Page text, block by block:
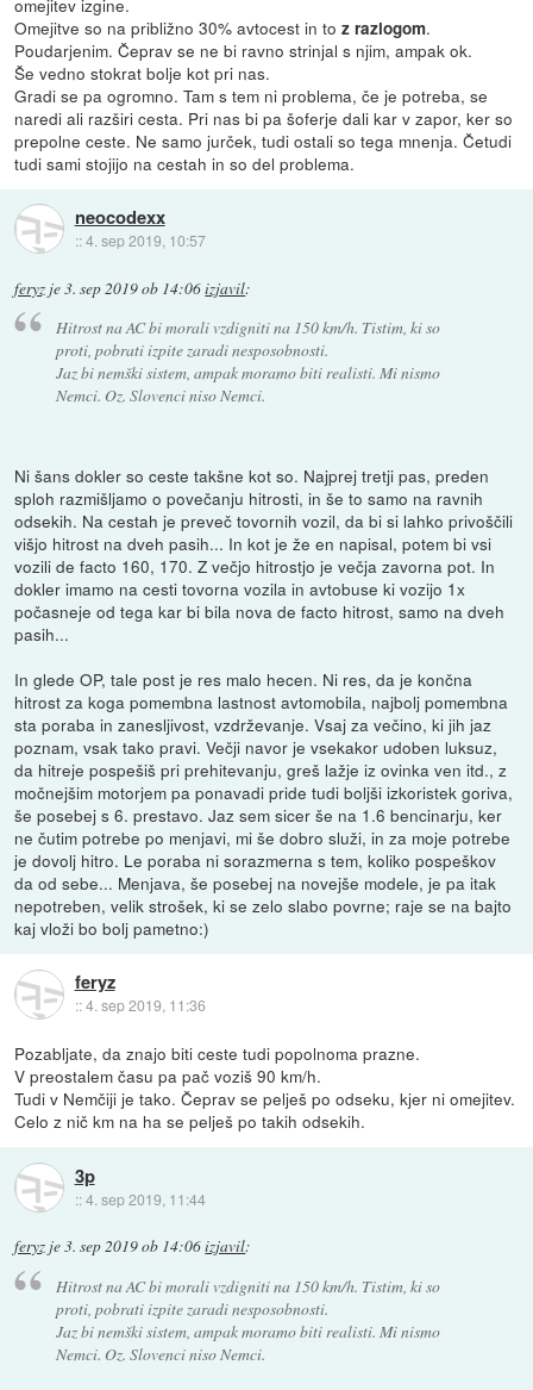
Omejitve so na približno 30% avtocest in toz razlogom.
Poudarjenim. Čeprav se ne bi ravno strinjal s njim, ampak ok.
Še vedno stokrat bolje kot pri nas.
Gradi se pa ogromno. Tam s tem ni problema, če je potreba, se
naredi ali razširi cesta. Pri nas bi pa šoferje dali kar v zapor, ker so
prepolne ceste. Ne samo jurček, tudi ostali so tega mnenja. Četudi
tudi sami stojijo na cestah in so del problema.
neocodexx
::4. sep 2019, 10:57
feryz je3. sep 2019 ob 14:06izjavil:
Hitrost na AC bi morali vzdigniti na 150 km/h. Tistim, ki so
proti, pobrati izpite zaradi nesposobnosti.
Jaz bi nemški sistem, ampak moramo biti realisti. Mi nismo
Nemci. Oz. Slovenci niso Nemci.
Ni šans dokler so ceste takšne kot so. Najprej tretji pas, preden
sploh razmišljamo o povečanju hitrosti, in še to samo na ravnih
odsekih. Na cestah je preveč tovornih vozil, da bi si lahko privoščili
višjo hitrost na dveh pasih... In kot je že en napisal, potem bi vsi
vozili de facto 160, 170. Z večjo hitrostjo je večja zavorna pot. In
dokler imamo na cesti tovorna vozila in avtobuse ki vozijo 1x
počasneje od tega kar bi bila nova de facto hitrost, samo na dveh
pasih...
In glede OP, tale post je res malo hecen. Ni res, da je končna
hitrost za koga pomembna lastnost avtomobila, najbolj pomembna
sta poraba in zanesljivost, vzdrževanje. Vsaj za večino, ki jih jaz
poznam, vsak tako pravi. Večji navor je vsekakor udoben luksuz,
da hitreje pospešiš pri prehitevanju, greš lažje iz ovinka ven itd., z
močnejšim motorjem pa ponavadi pride tudi boljši izkoristek goriva,
še posebej s 6. prestavo. Jaz sem sicer še na 1.6 bencinarju, ker
ne čutim potrebe po menjavi, mi še dobro služi, in za moje potrebe
je dovolj hitro. Le poraba ni sorazmerna s tem, koliko pospeškov
da od sebe... Menjava, še posebej na novejše modele, je pa itak
nepotreben, velik strošek, ki se zelo slabo povrne; raje se na bajto
kaj vloži bo bolj pametno:)
feryz
::4. sep 2019, 11:36
Pozabljate, da znajo biti ceste tudi popolnoma prazne.
V preostalem času pa pač voziš 90 km/h.
Tudi v Nemčiji je tako. Čeprav se pelješ po odseku, kjer ni omejitev.
Celo z nič km na ha se pelješ po takih odsekih.
3p
::4. sep 2019, 11:44
feryz je3. sep 2019 ob 14:06izjavil:
Hitrost na AC bi morali vzdigniti na 150 km/h. Tistim, ki so
proti, pobrati izpite zaradi nesposobnosti.
Jaz bi nemški sistem, ampak moramo biti realisti. Mi nismo
Nemci. Oz. Slovenci niso Nemci.